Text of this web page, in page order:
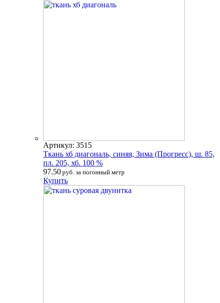
Артикул: 3515
Ткань хб диагональ, синяя, Зима (Прогресс), ш. 85,
пл. 205, хб. 100 %
97.50 руб. за погонный метр
Купить